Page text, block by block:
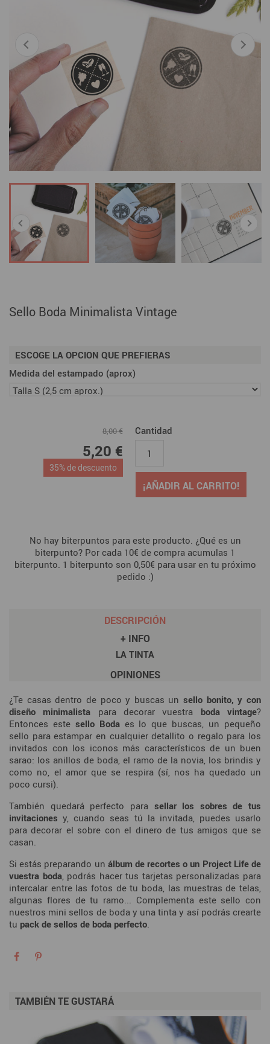
Sello Boda Minimalista Vintage
ESCOGE LA OPCION QUE PREFIERAS
Medida del estampado (aprox)
8,00 €
5,20 €
35% de descuento
Cantidad
¡AÑADIR AL CARRITO!
No hay biterpuntos para este producto. ¿Qué es un
biterpunto? Por cada 10€ de compra acumulas 1
biterpunto. 1 biterpunto son 0,50€ para usar en tu próximo
pedido :)
DESCRIPCIÓN
+ INFO
LA TINTA
OPINIONES
¿Te casas dentro de poco y buscas unsello bonito, y con
diseño minimalista para decorar vuestra boda vintage?
Entonces este sello Bodaes lo que buscas, un pequeño
sello para estampar en cualquier detallito o regalo para los
invitados con los iconos más característicos de un buen
sarao: los anillos de boda, el ramo de la novia, los brindis y
como no, el amor que se respira (sí, nos ha quedado un
poco cursi).
También quedará perfecto para sellar los sobres de tus
invitaciones y, cuando seas tú la invitada, puedes usarlo
para decorar el sobre con el dinero de tus amigos que se
casan.
Si estás preparando un álbum de recortes o un Project Life de
vuestra boda, podrás hacer tus tarjetas personalizadas para
intercalar entre las fotos de tu boda, las muestras de telas,
algunas flores de tu ramo... Complementa este sello con
nuestros mini sellos de boda y una tinta y así podrás crearte
tu pack de sellos de boda perfecto.
TAMBIÉN TE GUSTARÁ